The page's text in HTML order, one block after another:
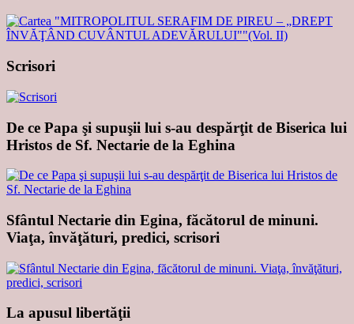
Scrisori
De ce Papa şi supuşii lui s-au despărţit de Biserica lui
Hristos de Sf. Nectarie de la Eghina
Sfântul Nectarie din Egina, făcătorul de minuni.
Viaţa, învăţături, predici, scrisori
La apusul libertăţii